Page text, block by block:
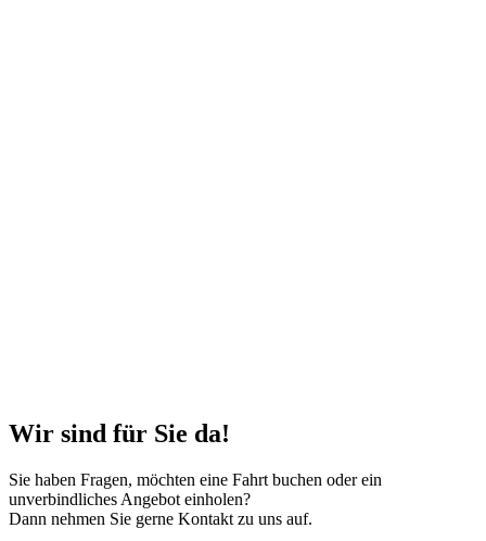
Wir sind für Sie da!
Sie haben Fragen, möchten eine Fahrt buchen oder ein
unverbindliches Angebot einholen?
Dann nehmen Sie gerne Kontakt zu uns auf.